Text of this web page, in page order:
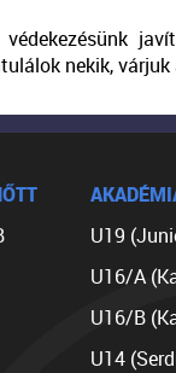
nekik,
U19
U16/A
U16/B
U14